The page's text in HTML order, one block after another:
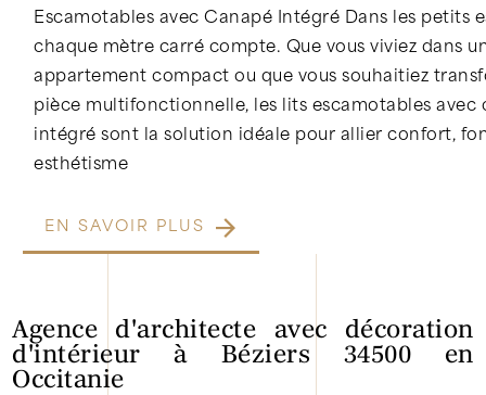
Escamotables avec Canapé Intégré Dans les petits
chaque mètre carré compte. Que vous viviez dans
appartement compact ou que vous souhaitiez
pièce multifonctionnelle, les lits escamotables avec
intégré sont la solution idéale pour allier confort,
esthétisme
EN SAVOIR PLUS
Agence d'architecte avec décoration
d'intérieur à Béziers 34500 en
Occitanie